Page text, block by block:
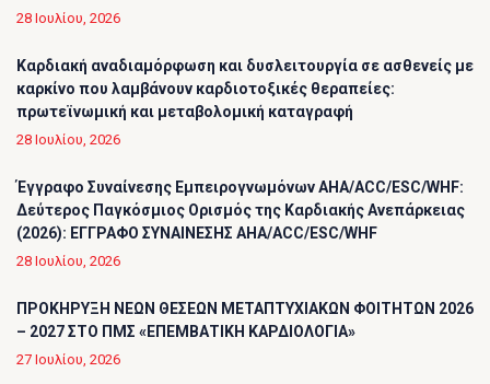
28 Ιουλίου, 2026
Καρδιακή αναδιαμόρφωση και δυσλειτουργία σε ασθενείς με
καρκίνο που λαμβάνουν καρδιοτοξικές θεραπείες:
πρωτεϊνωμική και μεταβολομική καταγραφή
28 Ιουλίου, 2026
Έγγραφο Συναίνεσης Εμπειρογνωμόνων AHA/ACC/ESC/WHF:
Δεύτερος Παγκόσμιος Ορισμός της Καρδιακής Ανεπάρκειας
(2026): ΕΓΓΡΑΦΟ ΣΥΝΑΙΝΕΣΗΣ AHA/ACC/ESC/WHF
28 Ιουλίου, 2026
ΠΡΟΚΗΡΥΞΗ ΝΕΩΝ ΘΕΣΕΩΝ ΜΕΤΑΠΤΥΧΙΑΚΩΝ ΦΟΙΤΗΤΩΝ 2026
– 2027 ΣΤΟ ΠΜΣ «ΕΠΕΜΒΑΤΙΚΗ ΚΑΡΔΙΟΛΟΓΙΑ»
27 Ιουλίου, 2026